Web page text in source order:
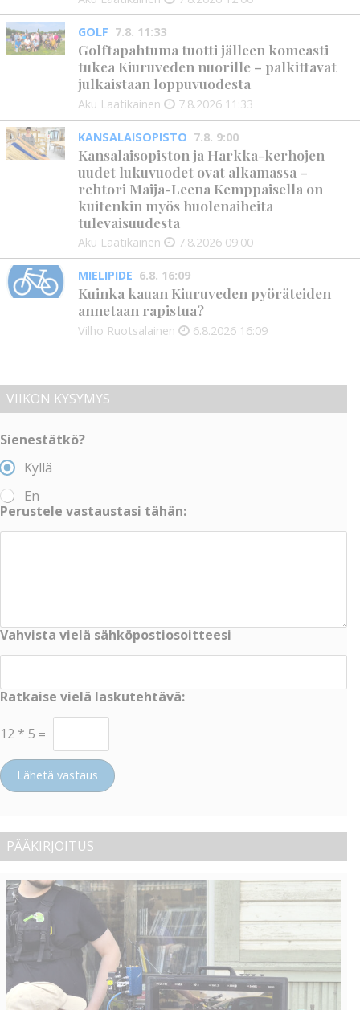
GOLF 7.8. 11:33
Golftapahtuma tuotti jälleen komeasti
tukea Kiuruveden nuorille – palkittavat
julkaistaan loppuvuodesta
Aku Laatikainen 7.8.2026 11:33
KANSALAISOPISTO 7.8. 9:00
Kansalaisopiston ja Harkka-kerhojen
uudet lukuvuodet ovat alkamassa –
rehtori Maija-Leena Kemppaisella on
kuitenkin myös huolenaiheita
tulevaisuudesta
Aku Laatikainen 7.8.2026 09:00
MIELIPIDE 6.8. 16:09
Kuinka kauan Kiuruveden pyöräteiden
annetaan rapistua?
Vilho Ruotsalainen 6.8.2026 16:09
VIIKON KYSYMYS
Sienestätkö?
Kyllä
En
Perustele vastaustasi tähän:
Vahvista vielä sähköpostiosoitteesi
Ratkaise vielä laskutehtävä:
12 * 5 =
Lähetä vastaus
PÄÄKIRJOITUS